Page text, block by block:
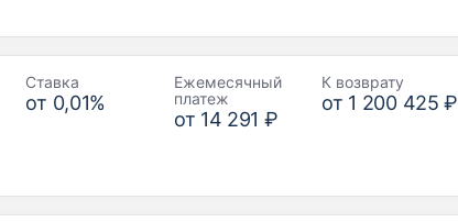
Ставка
от 0,01%
Ежемесячный
платеж
от 14 291 ₽
К возврату
от 1 200 425 ₽